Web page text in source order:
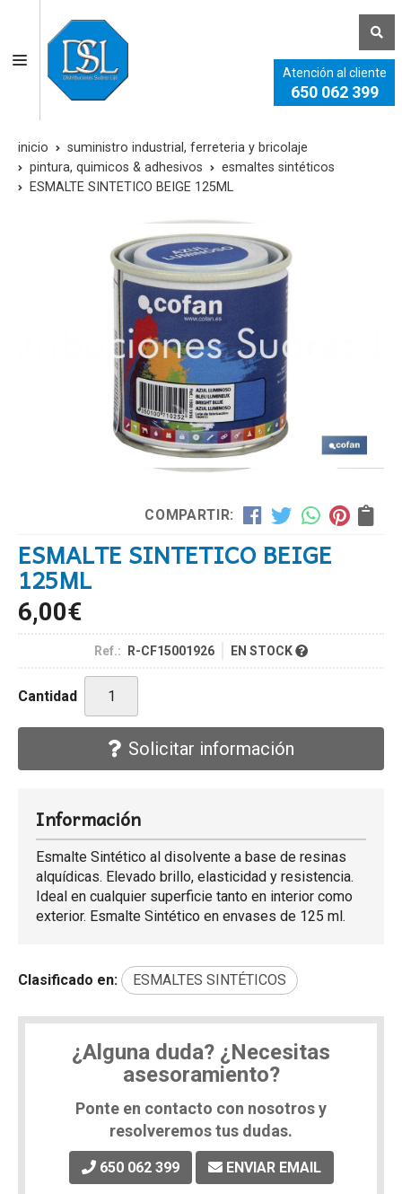
Atención al cliente
650 062 399
inicio
suministro industrial, ferreteria y bricolaje
pintura, quimicos & adhesivos
esmaltes sintéticos
ESMALTE SINTETICO BEIGE 125ML
COMPARTIR:
ESMALTE SINTETICO BEIGE
125ML
6,00€
Ref.: R-CF15001926 EN STOCK
Cantidad
Solicitar información
Información
Esmalte Sintético al disolvente a base de resinas
alquídicas. Elevado brillo, elasticidad y resistencia.
Ideal en cualquier superficie tanto en interior como
exterior. Esmalte Sintético en envases de 125 ml.
Clasificado en: ESMALTES SINTÉTICOS
¿Alguna duda? ¿Necesitas
asesoramiento?
Ponte en contacto con nosotros y
resolveremos tus dudas.
650 062 399 ENVIAR EMAIL